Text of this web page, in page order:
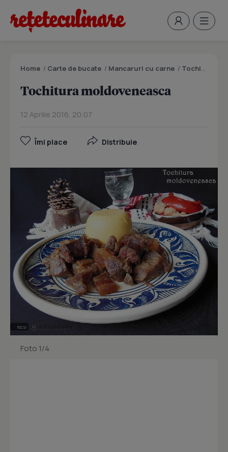
Home / Carte de bucate / Mancaruri cu carne / Tochitura moldoveneasca
Tochitura moldoveneasca
12 Aprilie 2016, 20:07
Îmi place Distribuie
Foto 1/4